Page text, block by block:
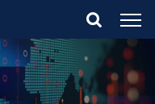
For?